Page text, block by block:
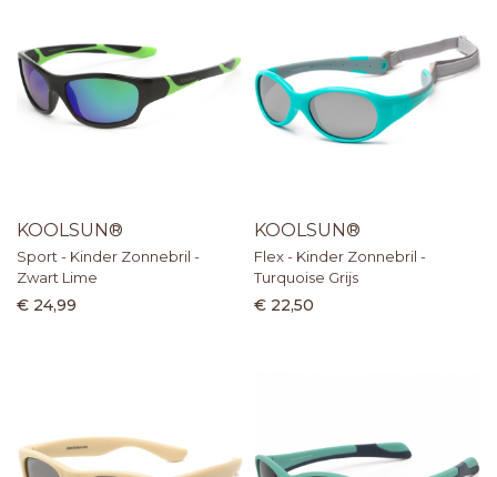
KOOLSUN®
Sport - Kinder Zonnebril -
Zwart Lime
€ 24,99
KOOLSUN®
Flex - Kinder Zonnebril -
Turquoise Grijs
€ 22,50